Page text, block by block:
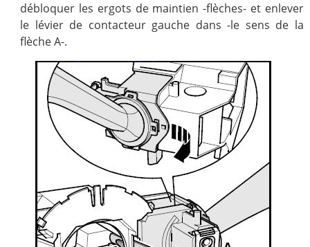
débloquer les ergots de maintien -flèches- et enlever
le lévier de contacteur gauche dans -le sens de la
flèche A-.